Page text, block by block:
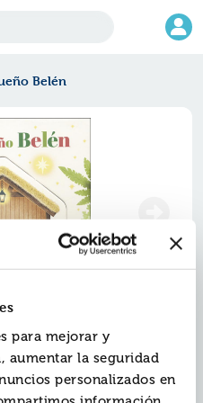
para mejorar y
aumentar la seguridad
personalizados en
Belén
belén